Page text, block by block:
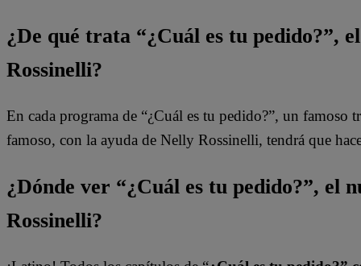
¿De qué trata “¿Cuál es tu pedido?”,
Rossinelli?
En cada programa de “¿Cuál es tu pedido?”, un famoso
famoso, con la ayuda de Nelly Rossinelli, tendrá que
¿Dónde ver “¿Cuál es tu pedido?”, el
Rossinelli?